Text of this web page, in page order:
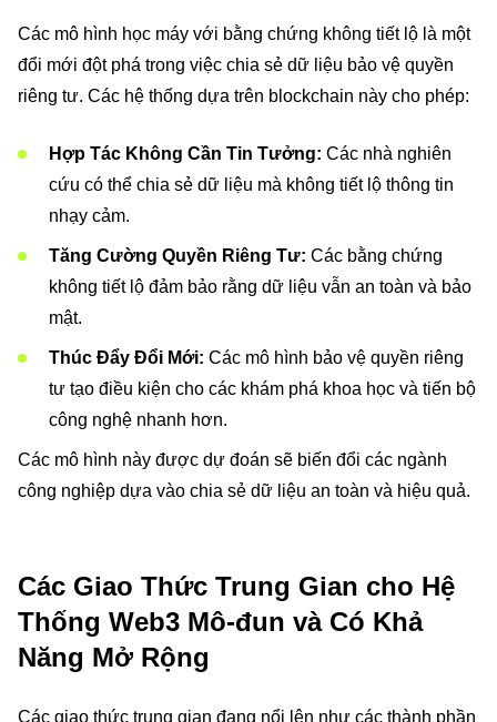
Các mô hình học máy với bằng chứng không tiết lộ là một
đổi mới đột phá trong việc chia sẻ dữ liệu bảo vệ quyền
riêng tư. Các hệ thống dựa trên blockchain này cho phép:
Hợp Tác Không Cần Tin Tưởng: Các nhà nghiên
cứu có thể chia sẻ dữ liệu mà không tiết lộ thông tin
nhạy cảm.
Tăng Cường Quyền Riêng Tư: Các bằng chứng
không tiết lộ đảm bảo rằng dữ liệu vẫn an toàn và bảo
mật.
Thúc Đẩy Đổi Mới: Các mô hình bảo vệ quyền riêng
tư tạo điều kiện cho các khám phá khoa học và tiến bộ
công nghệ nhanh hơn.
Các mô hình này được dự đoán sẽ biến đổi các ngành
công nghiệp dựa vào chia sẻ dữ liệu an toàn và hiệu quả.
Các Giao Thức Trung Gian cho Hệ
Thống Web3 Mô-đun và Có Khả
Năng Mở Rộng
Các giao thức trung gian đang nổi lên như các thành phần